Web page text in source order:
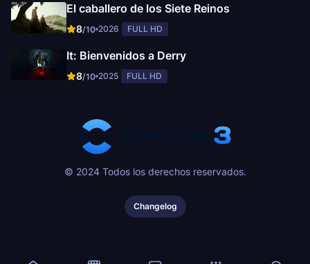
El caballero de los Siete Reinos
8/10 2026 FULL HD
It: Bienvenidos a Derry
8/10 2025 FULL HD
© 2024 Todos los derechos reservados.
Changelog